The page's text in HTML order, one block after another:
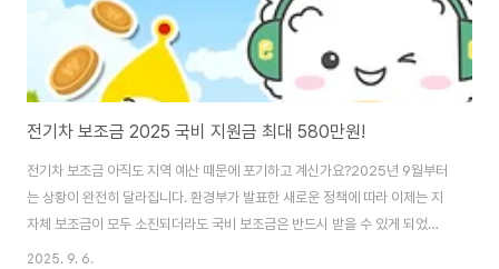
전기차 보조금 2025 국비 지원금 최대 580만원!
전기차 보조금 아직도 지역 예산 때문에 포기하고 계신가요?2025년 9월부터
는 상황이 완전히 달라집니다. 환경부가 발표한 새로운 정책에 따라 이제는 지
자체 보조금이 모두 소진되더라도 국비 보조금은 반드시 받을 수 있게 되었습
니다. 전국 어디서든 최소 580만 원의 2025년 전기차 지원금이 보장되며 지
2025. 9. 6.